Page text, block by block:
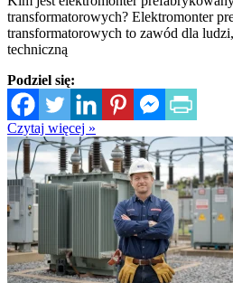
transformatorowych? Elektromonter
transformatorowych to zawód dla
techniczną
Podziel się:
Czytaj więcej »